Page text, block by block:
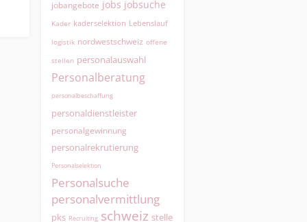
jobangebote jobs jobsuche
Kader kaderselektion Lebenslauf
logistik nordwestschweiz offene
stellen personalauswahl
Personalberatung
personalbeschaffung
personaldienstleister
personalgewinnung
personalrekrutierung
Personalselektion
Personalsuche
personalvermittlung
pks Recruiting schweiz stelle